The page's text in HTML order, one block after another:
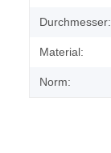
Durchmesser:
Material:
Norm: